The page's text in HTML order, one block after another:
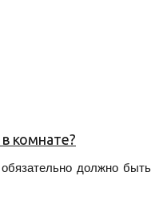
комнате?
должно быть